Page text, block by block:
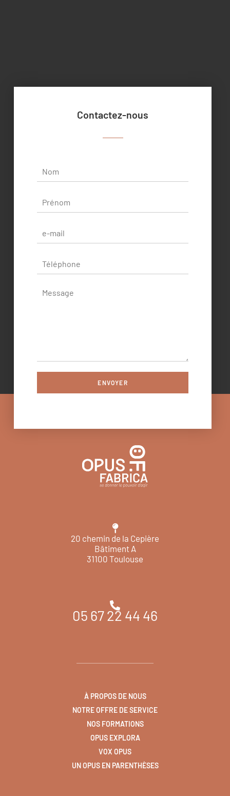
Contactez-nous
ENVOYER
20 chemin de la Cepière
Bâtiment A
31100 Toulouse
05 67 22 44 46
À PROPOS DE NOUS
NOTRE OFFRE DE SERVICE
NOS FORMATIONS
OPUS EXPLORA
VOX OPUS
UN OPUS EN PARENTHÈSES